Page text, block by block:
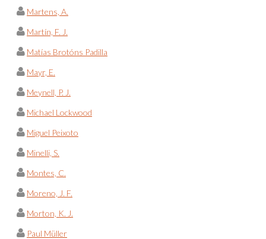
Martens, A.
Martín, F. J.
Matías Brotóns Padilla
Mayr, E.
Meynell, P. J.
Michael Lockwood
Miguel Peixoto
Minelli, S.
Montes, C.
Moreno, J. F.
Morton, K. J.
Paul Müller